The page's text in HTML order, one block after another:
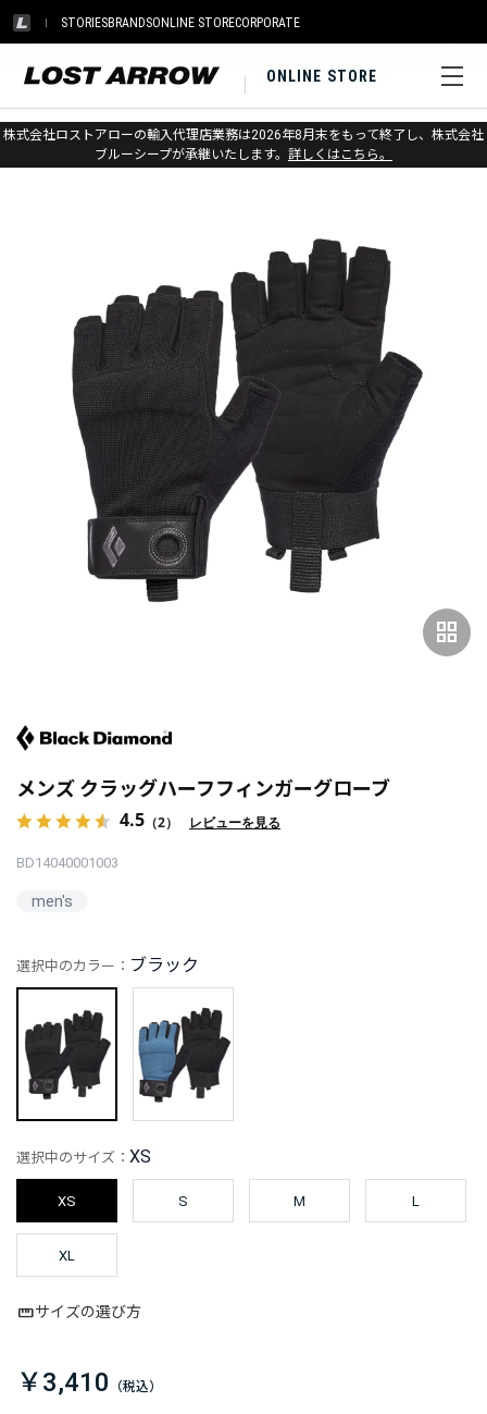
STORIESBRANDSONLINE STORECORPORATE
ONLINE STORE
株式会社ロストアローの輸入代理店業務は2026年8月末をもって終了し、株式会社
ブルーシープが承継いたします。 詳しくはこちら。
ホーム > ブラックダイヤモンド > クライミング > ビレイグローブ
grid_view
メンズ クラッグハーフフィンガーグローブ
4.5 （2） レビューを見る
BD14040001003
men's
選択中のカラー： ブラック
選択中のサイズ： XS
XS S M L
XL
サイズの選び方
￥3,410